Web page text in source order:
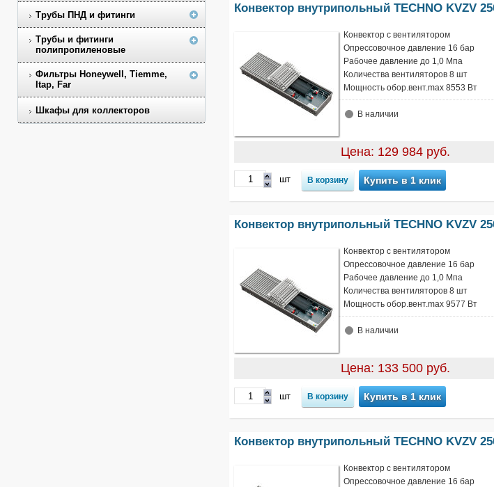
Трубы ПНД и фитинги
Трубы и фитинги
полипропиленовые
Фильтры Honeywell, Tiemme,
Itap, Far
Шкафы для коллекторов
Конвектор внутрипольный TECHNO KVZV
Конвектор с вентилятором
Опрессовочное давление 16 бар
Рабочее давление до 1,0 Мпа
Количества вентиляторов 8 шт
Мощность обор.вент.max 8553 Вт
В наличии
Цена: 129 984 руб.
шт Купить в 1 клик
Конвектор внутрипольный TECHNO KVZV
Конвектор с вентилятором
Опрессовочное давление 16 бар
Рабочее давление до 1,0 Мпа
Количества вентиляторов 8 шт
Мощность обор.вент.max 9577 Вт
В наличии
Цена: 133 500 руб.
шт Купить в 1 клик
Конвектор внутрипольный TECHNO KVZV
Конвектор с вентилятором
Опрессовочное давление 16 бар